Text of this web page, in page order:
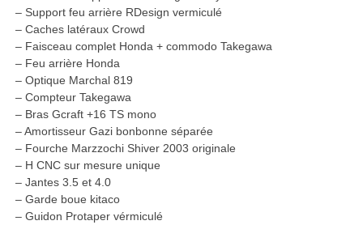
– Support feu arrière RDesign vermiculé
– Caches latéraux Crowd
– Faisceau complet Honda + commodo Takegawa
– Feu arrière Honda
– Optique Marchal 819
– Compteur Takegawa
– Bras Gcraft +16 TS mono
– Amortisseur Gazi bonbonne séparée
– Fourche Marzzochi Shiver 2003 originale
– H CNC sur mesure unique
– Jantes 3.5 et 4.0
– Garde boue kitaco
– Guidon Protaper vérmiculé